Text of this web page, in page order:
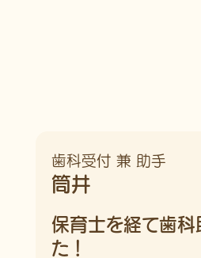
歯科受付 兼 助手
筒井
保育士を経て歯科
た！